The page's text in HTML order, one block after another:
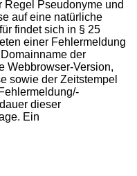
Regel Pseudonyme und
auf eine natürliche
findet sich in § 25
einer Fehlermeldung
der
Webbrowser-Version,
sowie der Zeitstempel
dieser
Ein